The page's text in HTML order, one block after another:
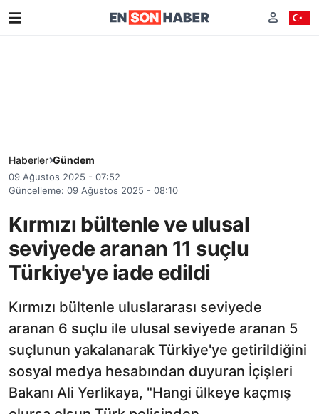
Haberler Gündem
09 Ağustos 2025 - 07:52
Güncelleme: 09 Ağustos 2025 - 08:10
Kırmızı bültenle ve ulusal
seviyede aranan 11 suçlu
Türkiye'ye iade edildi
Kırmızı bültenle uluslararası seviyede
aranan 6 suçlu ile ulusal seviyede aranan 5
suçlunun yakalanarak Türkiye'ye getirildiğini
sosyal medya hesabından duyuran İçişleri
Bakanı Ali Yerlikaya, "Hangi ülkeye kaçmış